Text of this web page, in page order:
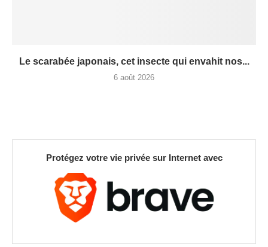
Le scarabée japonais, cet insecte qui envahit nos...
6 août 2026
Protégez votre vie privée sur Internet avec